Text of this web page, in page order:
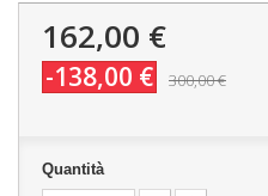
162,00 €
-138,00 € 300,00 €
Quantità